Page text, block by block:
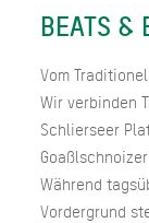
BEATS &
Vom
Wir verbinden
Schlierseer
Während
Vordergrund